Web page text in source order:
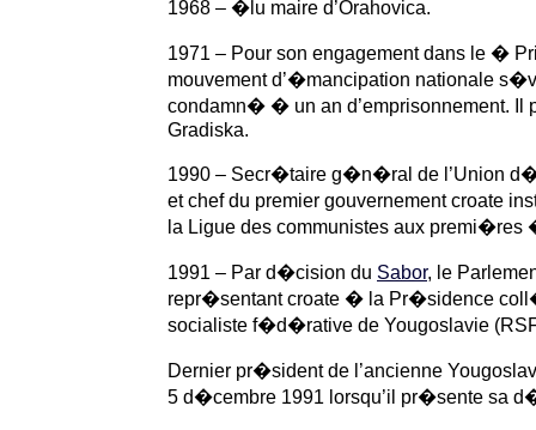
1968 – �lu maire d’Orahovica.
1971 – Pour son engagement dans le �
mouvement d’�mancipation nationale
condamn� � un an d’emprisonnement. Il
Gradiska.
1990 – Secr�taire g�n�ral de l’Union
et chef du premier gouvernement croate
la Ligue des communistes aux premi�res
1991 – Par d�cision du Sabor, le
repr�sentant croate � la Pr�sidence
socialiste f�d�rative de Yougoslavie
Dernier pr�sident de l’ancienne
5 d�cembre 1991 lorsqu’il pr�sente sa